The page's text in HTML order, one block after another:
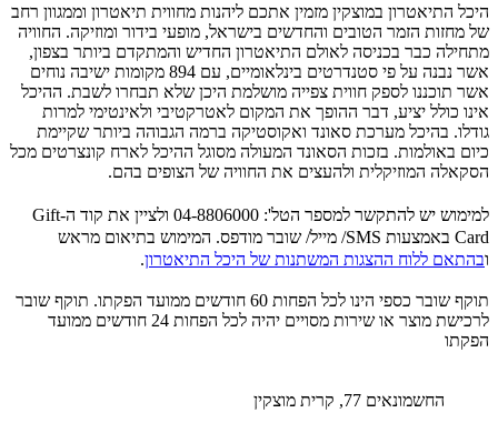
היכל התיאטרון במוצקין מזמין אתכם ליהנות מחווית תיאטרון וממגוון רחב
של מחזות הזמר הטובים והחדשים בישראל, מופעי בידור ומוזיקה. החוויה
מתחילה כבר בכניסה לאולם התיאטרון החדיש והמתקדם ביותר בצפון,
אשר נבנה על פי סטנדרטים בינלאומיים, עם 894 מקומות ישיבה נוחים
אשר תוכננו לספק חווית צפייה מושלמת היכן שלא תבחרו לשבת. ההיכל
אינו כולל יציע, דבר ההופך את המקום לאטרקטיבי ולאינטימי למרות
גודלו. בהיכל מערכת סאונד ואקוסטיקה ברמה הגבוהה ביותר שקיימת
כיום באולמות. בזכות הסאונד המעולה מסוגל ההיכל לארח קונצרטים מכל
הסקאלה המוזיקלית ולהעצים את החוויה של הצופים בהם.
למימוש יש להתקשר למספר הטל': 04-8806000 ולציין את קוד ה-Gift
Card באמצעות SMS/ מייל/ שובר מודפס. המימוש בתיאום מראש
ובהתאם ללוח ההצגות המשתנות של היכל התיאטרון.
תוקף שובר כספי הינו לכל הפחות 60 חודשים ממועד הפקתו. תוקף שובר
לרכישת מוצר או שירות מסויים יהיה לכל הפחות 24 חודשים ממועד
הפקתו
החשמונאים 77, קרית מוצקין